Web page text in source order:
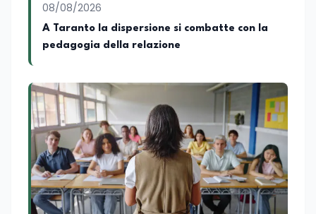
08/08/2026
A Taranto la dispersione si combatte con la
pedagogia della relazione